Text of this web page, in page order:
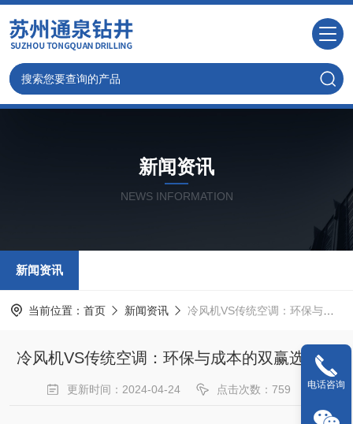
新闻资讯
NEWS INFORMATION
新闻资讯
当前位置： 首页 新闻资讯 冷风机VS传统空调：环保与成本的双赢选择？
冷风机VS传统空调：环保与成本的双赢选择？
更新时间：2024-04-24 点击次数：759 电话咨询